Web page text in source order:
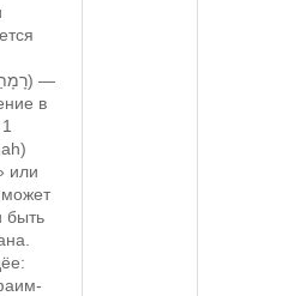
в
или
быть